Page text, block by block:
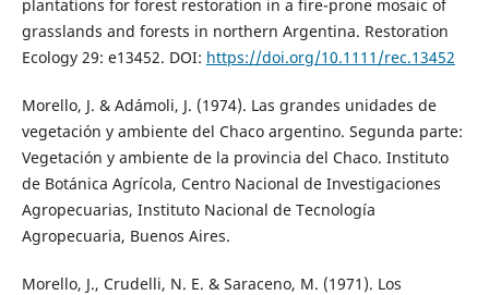
plantations for forest restoration in a fire-prone mosaic of
grasslands and forests in northern Argentina. Restoration
Ecology 29: e13452. DOI: https://doi.org/10.1111/rec.13452
Morello, J. & Adámoli, J. (1974). Las grandes unidades de
vegetación y ambiente del Chaco argentino. Segunda parte:
Vegetación y ambiente de la provincia del Chaco. Instituto
de Botánica Agrícola, Centro Nacional de Investigaciones
Agropecuarias, Instituto Nacional de Tecnología
Agropecuaria, Buenos Aires.
Morello, J., Crudelli, N. E. & Saraceno, M. (1971). Los